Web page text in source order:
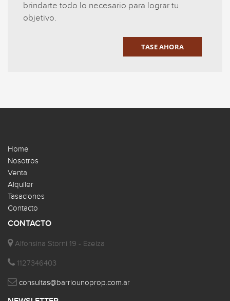
brindarte todo lo necesario para lograr tu
objetivo.
TASE AHORA
Home
Nosotros
Venta
Alquiler
Tasaciones
Contacto
CONTACTO
Alfonsina Storni 19 - Ezeiza
1127346403
consultas@barriounoprop.com.ar